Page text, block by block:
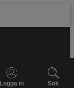
Logga in Sök